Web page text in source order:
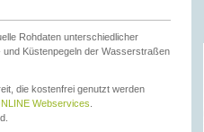
Rohdaten unterschiedlicher
Küstenpegeln der Wasserstraßen
die kostenfrei genutzt werden
Webservices